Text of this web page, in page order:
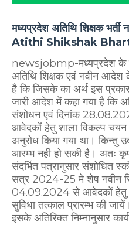
मध्यप्रदेश अतिथि शिक्षक
Atithi Shikshak
newsjobmp-मध्यप्रदेश के
अतिथि शिक्षक एवं नवीन
है कि जिसके का अर्थ इस
जारी आदेश में कहा गया है कि
संशोधन एवं दिनांक
आवेदकों हेतु शाला विकल्प चयन
अनुरोध किया गया था। किन्तु
आरम्भ नही हो सकी है। अतः
संदर्भित पत्रानुसार संशोधित
सत्र 2024-25 मे शेष नवीन
04.09.2024 से आवेदकों हेतु
सुविधा तत्काल प्रारम्भ की जायें।
इसके अतिरिक्त निम्नानुसार